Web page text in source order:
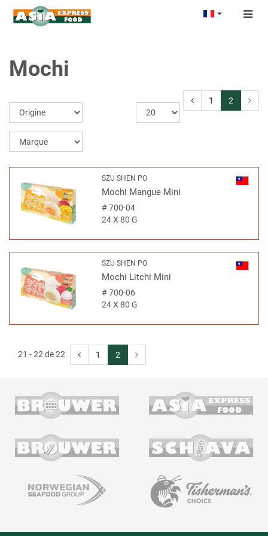
Mochi
1 2
SZU SHEN PO
Mochi Mangue Mini
#700-04
24 X 80 G
SZU SHEN PO
Mochi Litchi Mini
#700-06
24 X 80 G
21 - 22 de 22 1 2